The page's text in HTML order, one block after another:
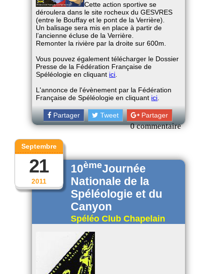
Cette action sportive se
déroulera dans le site rocheux du GESVRES
(entre le Bouffay et le pont de la Verrière).
Un balisage sera mis en place à partir de
l’ancienne écluse de la Verrière.
Remonter la rivière par la droite sur 600m.
Vous pouvez également télécharger le Dossier
Presse de la Fédération Française de
Spéléologie en cliquant ici
L'annonce de l'évènement par la Fédération
Française de Spéléologie en cliquant ici
Partager Tweet Partager
0 commentaire
2011
Septembre
21 10èmeJournée
Nationale de la
Spéléologie et du
Canyon
Spéléo Club Chapelain